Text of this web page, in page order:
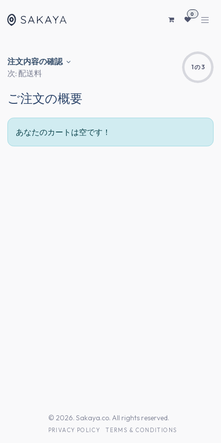
0
注文内容の確認
次: 配送料
1 の 3
ご注文の概要
あなたのカートは空です！
© 2026. Sakaya.co. All rights reserved.
PRIVACY POLICY TERMS & CONDITIONS